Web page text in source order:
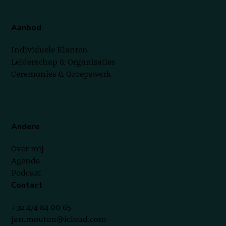
Contact
+32 474 84 00 65
jan.mouton@icloud.com
Aanbod
Individuele Klanten
Leiderschap & Organisaties
Ceremonies & Groepswerk
Andere
Over mij
Agenda
Podcast